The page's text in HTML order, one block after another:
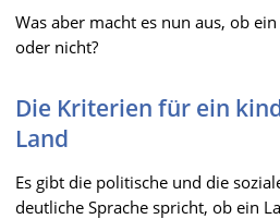
Was aber macht es nun aus, ob
oder nicht?
Die Kriterien für ein
Land
Es gibt die politische und die
deutliche Sprache spricht, ob ein